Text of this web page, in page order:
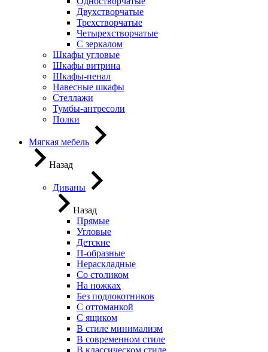
Двухстворчатые
Трехстворчатые
Четырехстворчатые
С зеркалом
Шкафы угловые
Шкафы витрина
Шкафы-пенал
Навесные шкафы
Стеллажи
Тумбы-антресоли
Полки
Мягкая мебель
Назад
Диваны
Назад
Прямые
Угловые
Детские
П-образные
Нераскладные
Со столиком
На ножках
Без подлокотников
С оттоманкой
С ящиком
В стиле минимализм
В современном стиле
В классическом стиле